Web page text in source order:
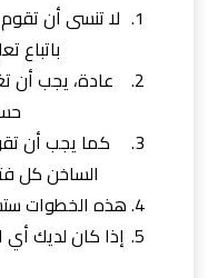
لا تنسى أن
باتباع
كما يجب أن
الساخن كل
هذه الخطوات
إذا كان لديك